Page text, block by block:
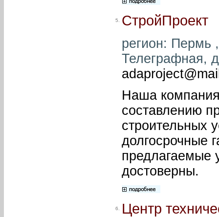
5. СтройПроект
регион: Пермь
Телеграфная,
Наша
составлению
строительных
долгосрочные
предлагаемые
достоверны.
6. Центр